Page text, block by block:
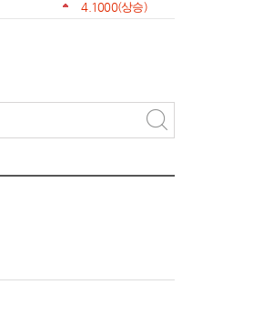
4.1000(상승)